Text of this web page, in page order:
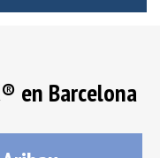
en Barcelona